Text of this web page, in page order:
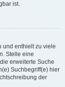
ist.
und enthielt zu viele
Stelle eine
erweiterte Suche
Suchbegriff(e) hier
der